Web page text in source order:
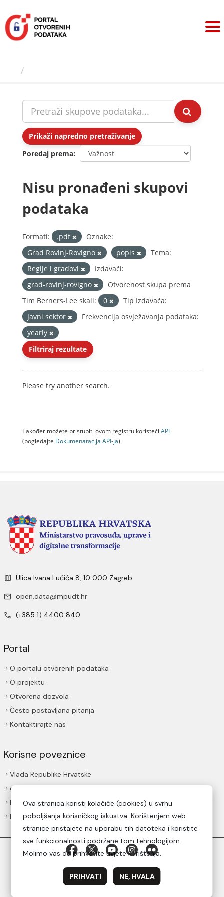
sadržaj
Prikaži napredno pretraživanje
Poredaj prema
Nisu pronađeni skupovi
podataka
Formati: .pdf
Oznake:
Grad Rovinj-Rovigno
popis
Tema:
Regije i gradovi
Izdavači:
grad-rovinj-rovigno
Otvorenost skupa prema
Tim Berners-Lee skali:
0
Tip Izdavača:
Javni sektor
Frekvencija osvježavanja podataka:
yearly
Filtriraj rezultate
Please try another search.
Također možete pristupiti ovom registru koristeći API
(pogledajte Dokumenаtаcijа API-jа).